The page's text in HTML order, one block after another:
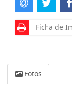
Ficha de
Fotos